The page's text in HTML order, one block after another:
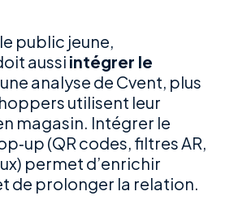
public jeune,
aussi intégrer le
analyse de Cvent, plus
utilisent leur
magasin. Intégrer le
(QR codes, filtres AR,
permet d’enrichir
de prolonger la relation.